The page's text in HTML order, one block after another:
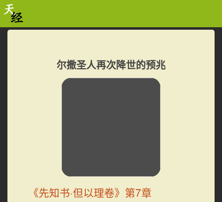
尔撒圣人再次降世的预兆
《先知书·但以理卷》第7章